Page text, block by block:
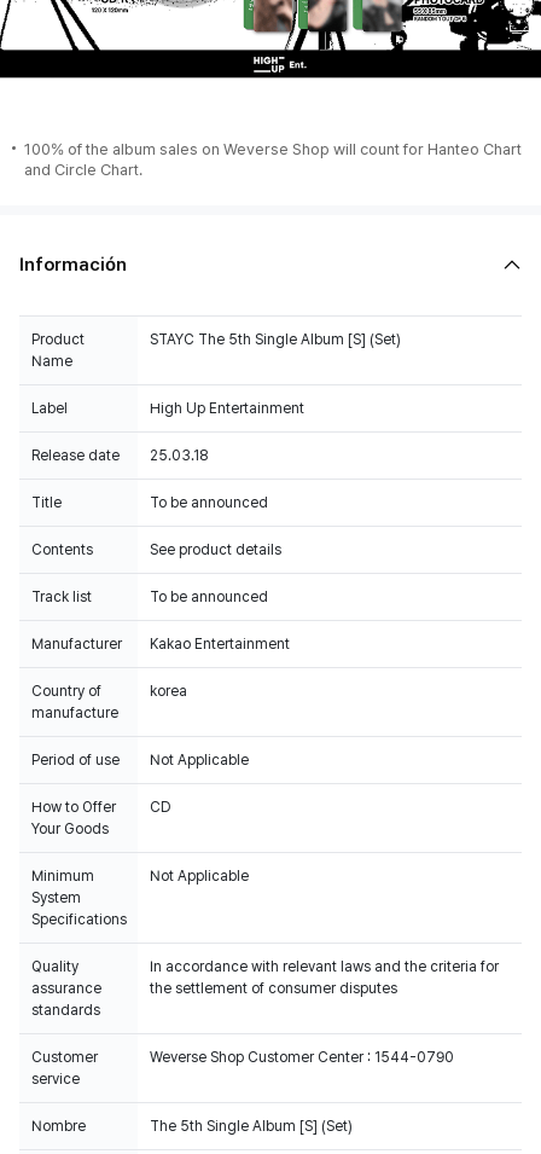
100% of the album sales on Weverse Shop will count for Hanteo Chart
and Circle Chart.
Información
Product
Name
STAYC The 5th Single Album [S] (Set)
Label High Up Entertainment
Release date 25.03.18
Title To be announced
Contents See product details
Track list To be announced
Manufacturer Kakao Entertainment
Country of
manufacture
korea
Period of use Not Applicable
How to Offer
Your Goods
CD
Minimum
System
Specifications
Not Applicable
Quality
assurance
standards
In accordance with relevant laws and the criteria for
the settlement of consumer disputes
Customer
service
Weverse Shop Customer Center : 1544-0790
Nombre The 5th Single Album [S] (Set)